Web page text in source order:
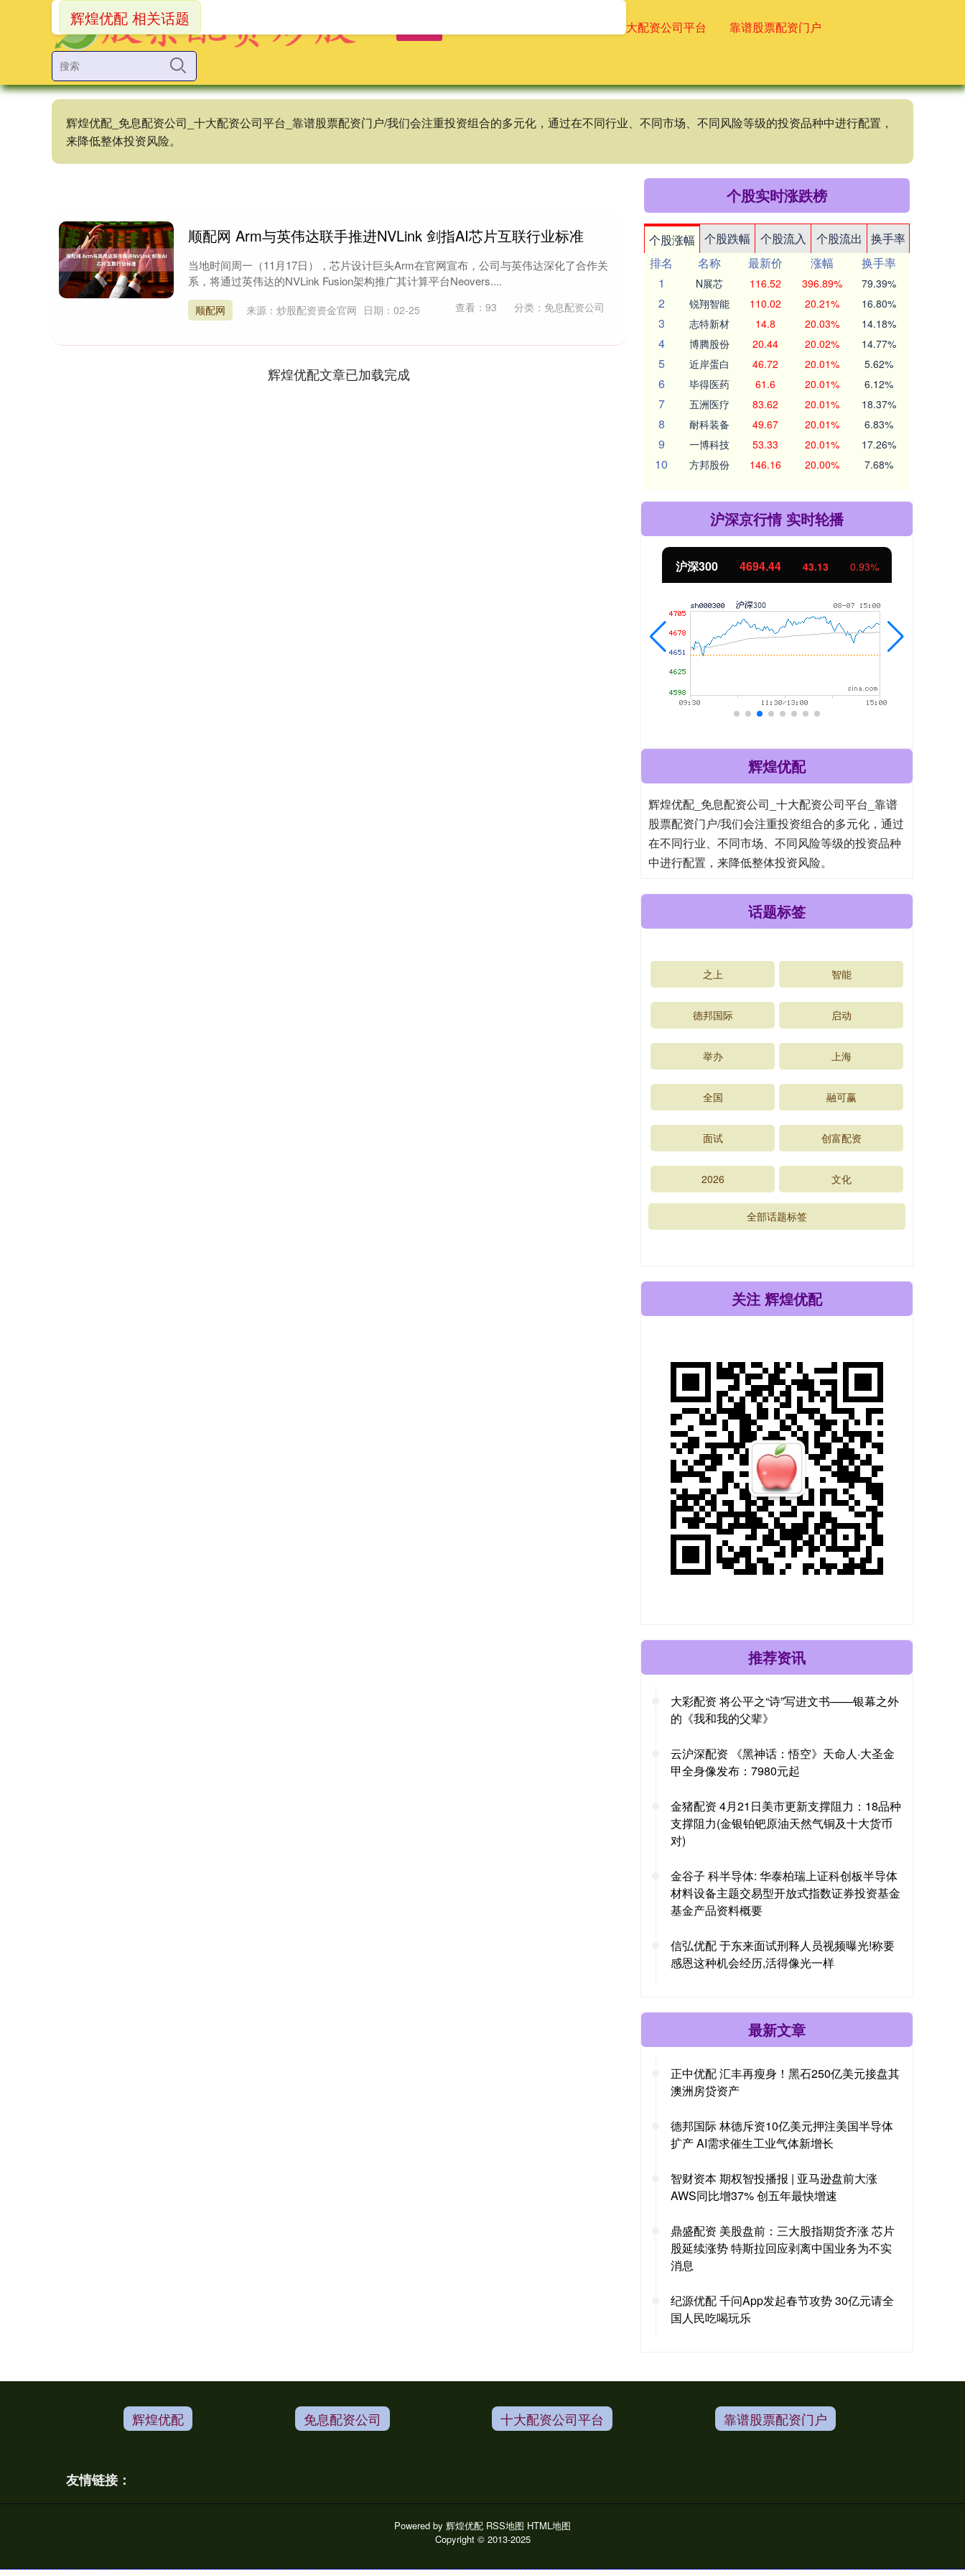
十大配资公司平台 靠谱股票配资门户
辉煌优配_免息配资公司_十大配资公司平台_靠谱股票配资门户/我们会注重投资组合的多元化，通过在不同行业、不同市场、不同风险等级的投资品种中进行配置，
来降低整体投资风险。
辉煌优配 相关话题
顺配网 Arm与英伟达联手推进NVLink 剑指AI芯片互联行业标准
当地时间周一（11月17日），芯片设计巨头Arm在官网宣布，公司与英伟达深化了合作关
系，将通过英伟达的NVLink Fusion架构推广其计算平台Neovers....
顺配网 来源：炒股配资资金官网 日期：02-25 查看： 93 分类： 免息配资公司
辉煌优配文章已加载完成
个股实时涨跌榜
个股涨幅 个股跌幅 个股流入 个股流出
换手率
排名
名称 最新价 涨幅
换手率
1
N展芯 116.52 396.89% 79.39%
2 锐翔智能 110.02 20.21% 16.80%
3 志特新材 14.8 20.03% 14.18%
4 博腾股份 20.44 20.02% 14.77%
5 近岸蛋白 46.72 20.01% 5.62%
6 毕得医药 61.6 20.01% 6.12%
7 五洲医疗 83.62 20.01% 18.37%
8 耐科装备 49.67 20.01% 6.83%
9 一博科技 53.33 20.01% 17.26%
10 方邦股份 146.16 20.00% 7.68%
沪深京行情 实时轮播
北证50 1134.24 11.37 1.01%
辉煌优配
辉煌优配_免息配资公司_十大配资公司平台_靠谱
股票配资门户/我们会注重投资组合的多元化，通过
在不同行业、不同市场、不同风险等级的投资品种
中进行配置，来降低整体投资风险。
话题标签
之上 智能
德邦国际 启动
举办 上海
全国 融可赢
面试 创富配资
2026 文化
全部话题标签
关注 辉煌优配
推荐资讯
大彩配资 将公平之“诗”写进文书——银幕之外
的《我和我的父辈》
云沪深配资 《黑神话：悟空》天命人·大圣金
甲全身像发布：7980元起
金猪配资 4月21日美市更新支撑阻力：18品种
支撑阻力(金银铂钯原油天然气铜及十大货币
对)
金谷子 科半导体: 华泰柏瑞上证科创板半导体
材料设备主题交易型开放式指数证券投资基金
基金产品资料概要
信弘优配 于东来面试刑释人员视频曝光!称要
感恩这种机会经历,活得像光一样
最新文章
正中优配 汇丰再瘦身！黑石250亿美元接盘其
澳洲房贷资产
德邦国际 林德斥资10亿美元押注美国半导体
扩产 AI需求催生工业气体新增长
智财资本 期权智投播报 | 亚马逊盘前大涨
AWS同比增37% 创五年最快增速
鼎盛配资 美股盘前：三大股指期货齐涨 芯片
股延续涨势 特斯拉回应剥离中国业务为不实
消息
纪源优配 千问App发起春节攻势 30亿元请全
国人民吃喝玩乐
辉煌优配 免息配资公司 十大配资公司平台 靠谱股票配资门户
友情链接：
Powered by 辉煌优配 RSS地图 HTML地图
Copyright © 2013-2025